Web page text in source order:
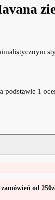
podstawie 1
od